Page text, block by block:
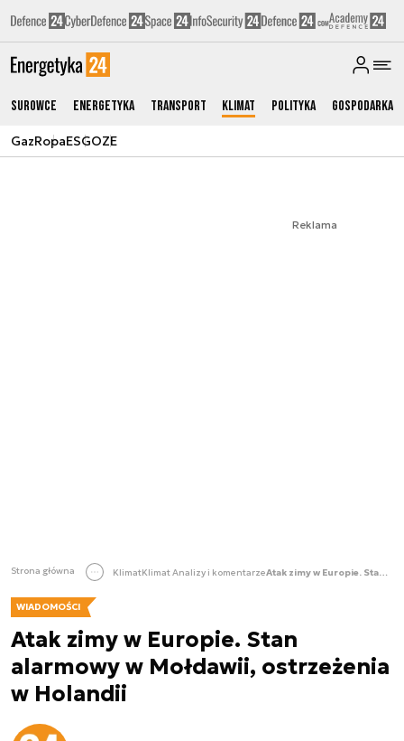
Surowce Energetyka Transport Klimat Polityka Gospodarka
GazRopaESGOZE
Reklama
Strona główna KlimatKlimat Analizy i komentarze Atak zimy w Europie. Stan alarmowy w Mołdawii, ostrzeżenia w Holandii
WIADOMOŚCI
Atak zimy w Europie. Stan
alarmowy w Mołdawii, ostrzeżenia
w Holandii